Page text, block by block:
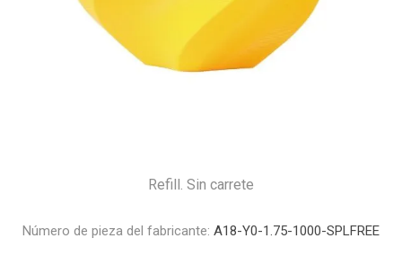
Refill. Sin carrete
Número de pieza del fabricante: A18-Y0-1.75-1000-SPLFREE